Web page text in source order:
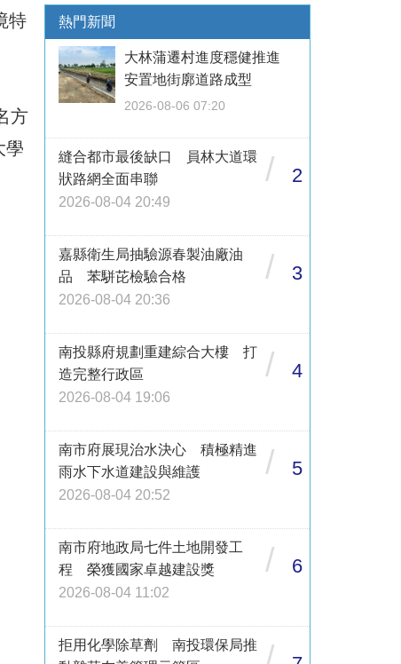
特
方
學
熱門新聞
大林蒲遷村進度穩健推進
安置地街廓道路成型
2026-08-06 07:20
縫合都市最後缺口 員林大道環
狀路網全面串聯
2026-08-04 20:49
/ 2
嘉縣衛生局抽驗源春製油廠油
品 苯駢芘檢驗合格
2026-08-04 20:36
/ 3
南投縣府規劃重建綜合大樓 打
造完整行政區
2026-08-04 19:06
/ 4
南市府展現治水決心 積極精進
雨水下水道建設與維護
2026-08-04 20:52
/ 5
南市府地政局七件土地開發工
程 榮獲國家卓越建設獎
2026-08-04 11:02
/ 6
拒用化學除草劑 南投環保局推